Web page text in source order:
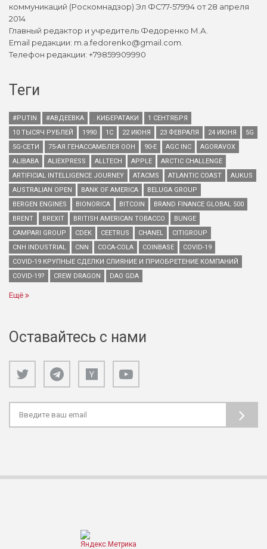
коммуникаций (Роскомнадзор) Эл ФС77-57994 от 28 апреля
2014
Главный редактор и учредитель Федоренко М.А.
Email редакции: m.a.fedorenko@gmail.com.
Телефон редакции: +79859909990
Теги
#PUTIN #АВДЕЕВКА . КИБЕРАТАКИ
1 СЕНТЯБРЯ
10 ТЫСЯЧ РУБЛЕЙ
1990 1С 22 ИЮНЯ 23 ФЕВРАЛЯ 24 ИЮНЯ
5G
5G-СЕТИ
75-АЯ ГЕНАССАМБЛЕЯ ООН 90-Е AGC INC
AGORAVOX
ALIBABA
ALIEXPRESS ALLTECH APPLE
ARCTIC CHALLENGE
ARTIFICIAL INTELLIGENCE JOURNEY
ATACMS ATLANTIC COAST
AUKUS
AUSTRALIAN OPEN
BANK OF AMERICA
BELUGA GROUP
BERGEN ENGINES
BIONORICA BITCOIN
BRAND FINANCE GLOBAL 500
BRENT
BREXIT BRITISH AMERICAN TOBACCO
BUNGE
CAMPARI GROUP
CDEK CEETRUS CHANEL
CITIGROUP
CNH INDUSTRIAL
CNN COCA-COLA COINBASE
COVID-19
COVID-19 КРУПНЫЕ СДЕЛКИ СЛИЯНИЕ И ПРИОБРЕТЕНИЕ КОМПАНИЙ
COVID-19?
CREW DRAGON DAO GDA
Ещё
Оставайтесь с нами